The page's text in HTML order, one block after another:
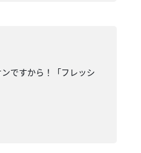
ですから！「フレッシ